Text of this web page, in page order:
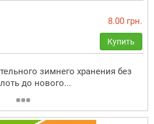
8.00 грн.
Купить
зимнего хранения без
до нового...